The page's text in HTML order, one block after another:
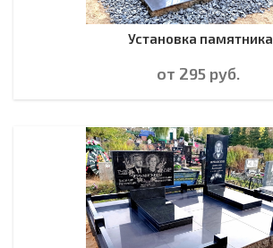
Установка памятника
от 295 руб.